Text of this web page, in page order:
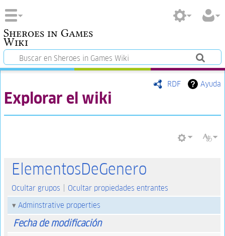
Sheroes in Games
Wiki
RDF Ayuda
Explorar el wiki
ElementosDeGenero
Ocultar grupos
Ocultar propiedades entrantes
Adminstrative properties
Fecha de modificación